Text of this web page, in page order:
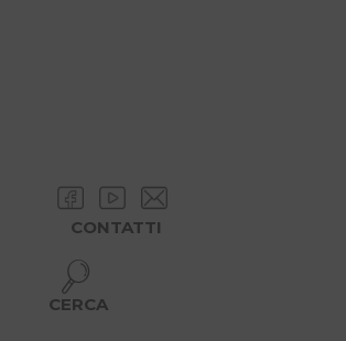
CONTATTI
CERCA